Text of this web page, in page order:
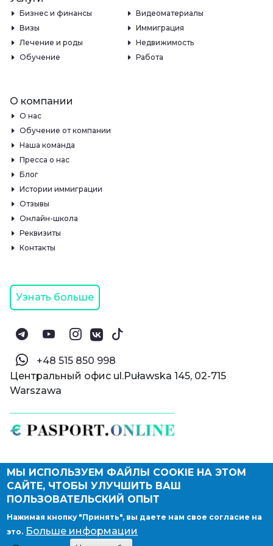
© Паспорт Онлайн 2019—2026
Политика конфиденциальности
Оферта и конфиденциальность:РФ
Правовые документы
Депонирование логотипа компании
Бизнес и финансы
Видеоматериалы
Визы
Иммиграция
Лечение и роды
Недвижимость
Обучение
Работа
О компании
О нас
Обучение от компании
Наша команда
Пресса о нас
Блог
Истории иммиграции
Отзывы
Онлайн-школа
Реквизиты
Контакты
Узнать больше
‪+48 515 850 998‬
Центральный офис ul.Puławska 145, 02-715
Warszawa
МЫ ИСПОЛЬЗУЕМ ФАЙЛЫ COOKIE НА ЭТОМ
САЙТЕ, ЧТОБЫ УЛУЧШИТЬ ВАШ
ПОЛЬЗОВАТЕЛЬСКИЙ ОПЫТ
Нажимая кнопку "Принять", вы даете нам свое согласие на
это. Больше информации